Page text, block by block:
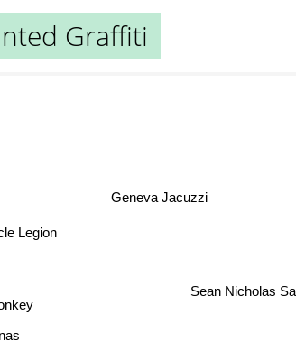
Graffiti
Sean Nicholas
Geneva Jacuzzi
Legion